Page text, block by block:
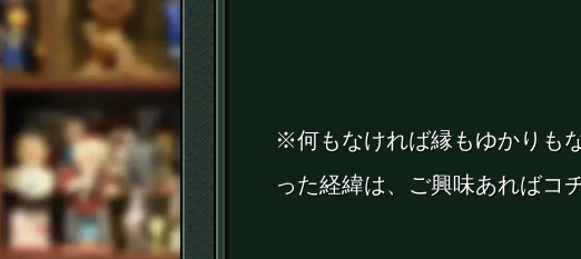
※何もなければ縁もゆかりも
った経緯は、ご興味あればコ